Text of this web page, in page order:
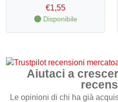
MACELLERIA
CHI SIAMO
CONTATTI
€1,55
Disponibile
Aiutaci a
Le opinioni di chi ha già